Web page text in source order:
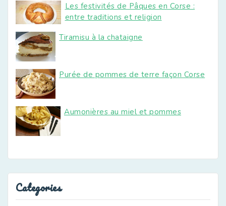
Les festivités de Pâques en Corse :
entre traditions et religion
Tiramisu à la chataigne
Purée de pommes de terre façon Corse
Aumonières au miel et pommes
Categories